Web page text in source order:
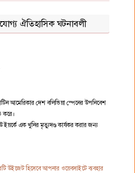
ঐতিহাসিক ঘটনাবলী
আমেরিকার দেশ বলিভিয়া স্পেনের উপনিবেশ
করে।
ইয়র্কে এক খুনির মৃত্যুদণ্ড কার্যকর করার জন্য
উইজেট হিসেবে আপনার ওয়েবসাইটে ব্যবহার